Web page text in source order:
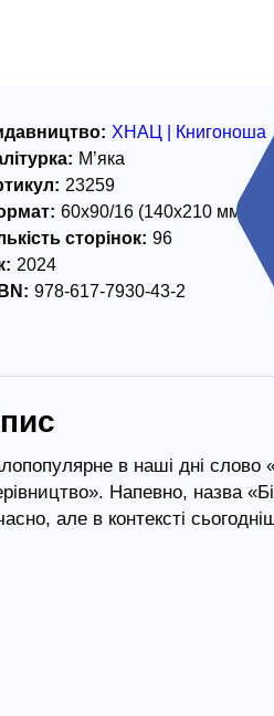
ХНАЦ | Книгоноша
М’яка
23259
60х90/16 (140х210 мм)
сторінок: 96
2024
978-617-7930-43-2
в наші дні слово
Напевно, назва
але в контексті